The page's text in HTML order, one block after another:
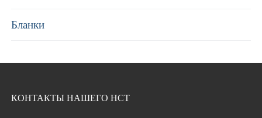
Бланки
КОНТАКТЫ НАШЕГО НСТ